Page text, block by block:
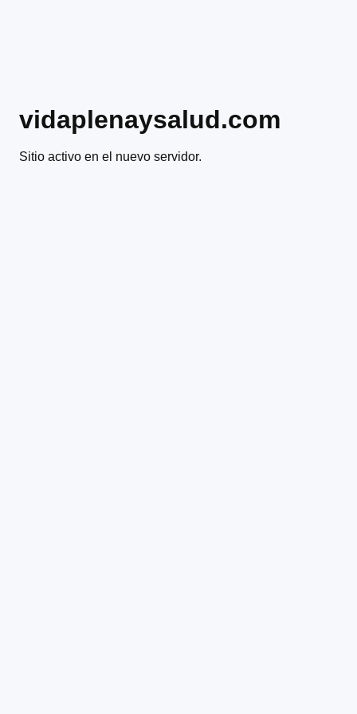
vidaplenaysalud.com
Sitio activo en el nuevo servidor.